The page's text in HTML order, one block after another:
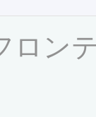
ロン